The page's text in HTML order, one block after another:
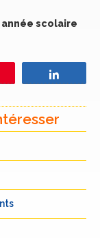
année scolaire